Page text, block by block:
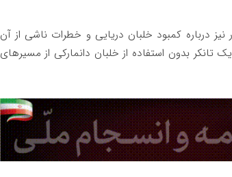
درباره کمبود خلبان دریایی و خطرات ناشی از آن
بدون استفاده از خلبان دانمارکی از مسیرهای